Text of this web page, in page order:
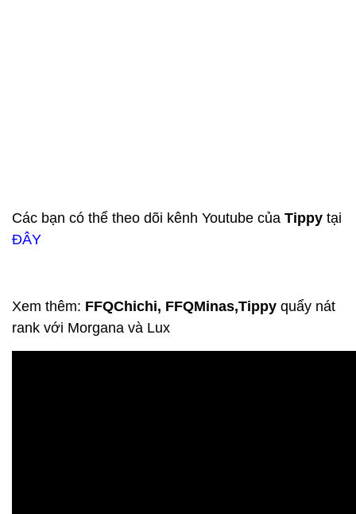
Các bạn có thể theo dõi kênh Youtube của Tippy tại
ĐÂY
Xem thêm: FFQChichi, FFQMinas,Tippy quẩy nát
rank với Morgana và Lux